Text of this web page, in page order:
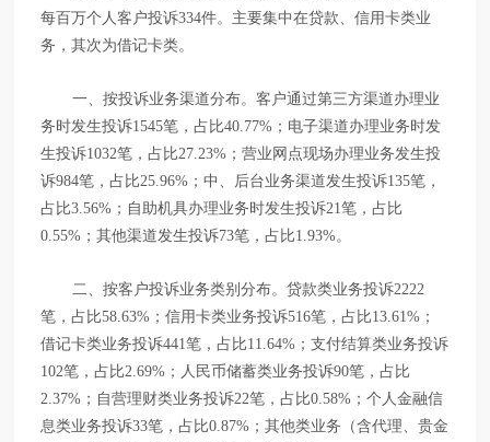
每百万个人客户投诉334件。主要集中在贷款、信用卡类业
务，其次为借记卡类。
一、按投诉业务渠道分布。客户通过第三方渠道办理业
务时发生投诉1545笔，占比40.77%；电子渠道办理业务时发
生投诉1032笔，占比27.23%；营业网点现场办理业务发生投
诉984笔，占比25.96%；中、后台业务渠道发生投诉135笔，
占比3.56%；自助机具办理业务时发生投诉21笔，占比
0.55%；其他渠道发生投诉73笔，占比1.93%。
二、按客户投诉业务类别分布。贷款类业务投诉2222
笔，占比58.63%；信用卡类业务投诉516笔，占比13.61%；
借记卡类业务投诉441笔，占比11.64%；支付结算类业务投诉
102笔，占比2.69%；人民币储蓄类业务投诉90笔，占比
2.37%；自营理财类业务投诉22笔，占比0.58%；个人金融信
息类业务投诉33笔，占比0.87%；其他类业务（含代理、贵金